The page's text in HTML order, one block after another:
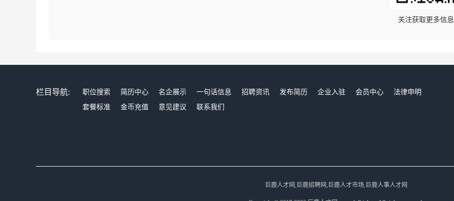
关注获取更多信息
栏目导航: 职位搜索 简历中心 名企展示 一句话信息 招聘资讯 发布简历 企业入驻 会员中心
法律申明
套餐标准
金币充值 意见建议 联系我们
巨鹿人才网,巨鹿招聘网,巨鹿人才市场,巨鹿人事人才网